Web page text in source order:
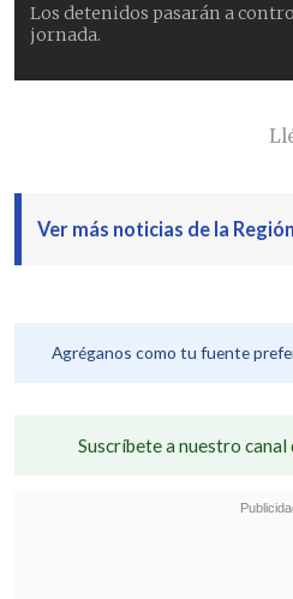
Los detenidos pasarán a
jornada.
Ver más noticias de la
Agréganos como tu fuente
Suscríbete a nuestro canal